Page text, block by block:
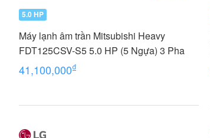
5.0 HP
Máy lạnh âm trần Mitsubishi Heavy
FDT125CSV-S5 5.0 HP (5 Ngựa) 3 Pha
41,100,000₫